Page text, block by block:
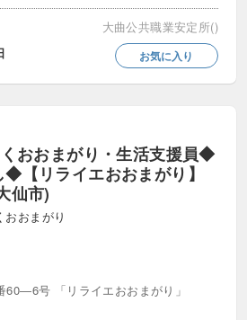
大曲公共職業安定所()
お気に入り
おおまがり・生活支援員◆
【リライエおおまがり】
仙市)
おまがり
60―6号 「リライエおおまがり」